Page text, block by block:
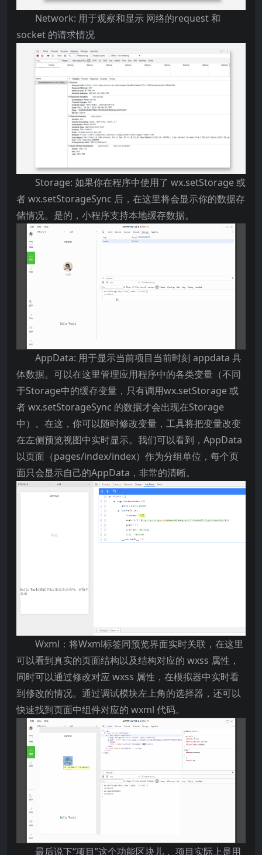
Network: 用于观察和显示 网络的request 和
socket 的请求情况
Storage: 如果你在程序中使用了 wx.setStorage 或
者 wx.setStorageSync 后，在这里将会显示你的数据存
储情况。是的，小程序支持本地缓存数据。
AppData: 用于显示当前项目当前时刻 appdata 具
体数据。可以在这里管理应用程序中的各类变量（不同
于Storage中的缓存变量，只有调用wx.setStorage 或
者 wx.setStorageSync 的数据才会出现在Storage
中）。在这，你可以随时修改变量，工具将把变量改变
在左侧预览视图中实时显示。我们可以看到，AppData
以页面（pages/index/index）作为分组单位，每个页
面只会显示自己的AppData，非常的清晰。
Wxml：将Wxml标签同预览界面实时关联，在这里
可以看到真实的页面结构以及结构对应的 wxss 属性，
同时可以通过修改对应 wxss 属性，在模拟器中实时看
到修改的情况。通过调试模块左上角的选择器，还可以
快速找到页面中组件对应的 wxml 代码。
最后说下“项目”这个功能区块儿， 项目实际上是用